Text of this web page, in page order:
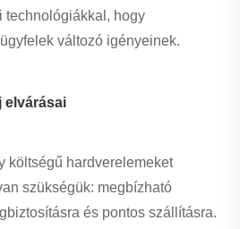
technológiákkal, hogy
változó igényeinek.
elvárásai
költségű hardverelemeket
szükségük: megbízható
és pontos szállításra.